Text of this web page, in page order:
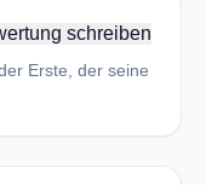
schreiben
Erste, der seine